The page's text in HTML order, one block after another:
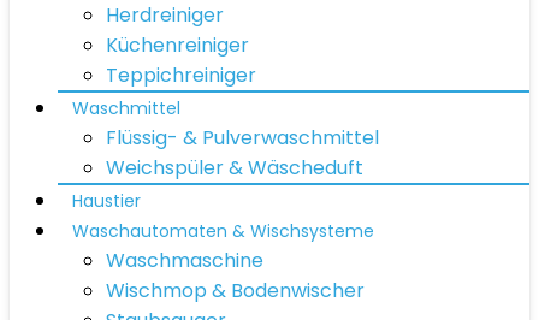
Herdreiniger
Küchenreiniger
Teppichreiniger
Waschmittel
Flüssig- & Pulverwaschmittel
Weichspüler & Wäscheduft
Haustier
Waschautomaten & Wischsysteme
Waschmaschine
Wischmop & Bodenwischer